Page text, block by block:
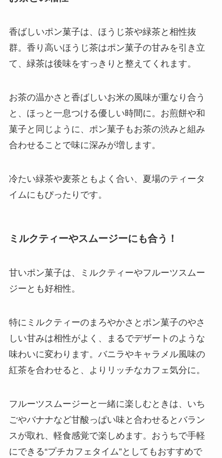
香ばしいポン菓子は、ほうじ茶や緑茶と相性抜
群。香り高いほうじ茶はポン菓子の甘みを引き立
て、緑茶は後味をすっきりと整えてくれます。
お茶の温かさと香ばしいお米の風味が重なり合う
と、ほっと一息つける優しい時間に。お煎餅や和
菓子と同じように、ポン菓子もお茶の渋みと組み
合わせることで味に深みが増します。
冷たい緑茶や麦茶ともよく合い、夏場のティータ
イムにもぴったりです。
ミルクティーやスムージーにも合う！
甘いポン菓子は、ミルクティーやフルーツスムー
ジーとも好相性。
特にミルクティーのまろやかさとポン菓子のやさ
しい甘みは相性がよく、まるでデザートのような
味わいに変わります。バニラやキャラメル風味の
紅茶を合わせると、よりリッチなカフェ気分に。
フルーツスムージーと一緒に楽しむときは、いち
ごやバナナなど甘酸っぱい味と合わせるとバラン
スが取れ、軽食感覚で楽しめます。おうちで手軽
にできる“プチカフェタイム”としてもおすすめで